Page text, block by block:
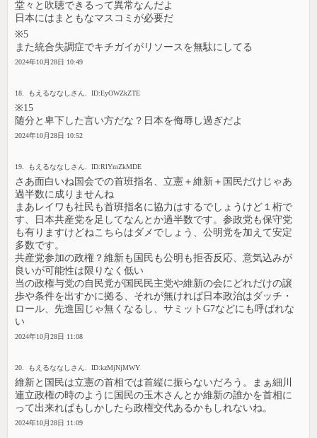
堂々と吹聴できるって異常なんだよ
日本にはまともなマスコミが必要だ
※5
また統合失調症でキチガイがリソースを無駄にしてる
2024年10月28日 10:49
18. もえるななしさん. ID:EyOWZkZTE
※15
随分と卑下した言い方だな？日本を侮辱し過ぎだよ
2024年10月28日 10:52
19. もえるななしさん. ID:RlYmZkMDE
さあ面白いね国会での首班指名、立憲＋維新＋国民だけじゃあ
過半数に成りませんね
まあレイワも社民も首班指名に協力はするでしょうけど１桁で
す、日本共産党を足してなんとか過半数です。参政党も保守党
も有りますけどねこちらはダメでしょう、公明党を加えて安定
多数です。
共産党参加の政権？維新も国民も公明も拒否反応、意気込みが
良いが可能性は限りなく低い
当の政権与党の自民党が国民民主党や維新の会にどれだけの譲
歩や条件を出すかに拠る、それが無ければ日本政治はダッチ・
ロール、先進国じゃ無くなるし、サミットG7などにも呼ばれな
い
2024年10月28日 11:08
20. もえるななしさん. ID:kzMjNjMWY
維新と国民は立憲の首相では首縦に振らないだろう。まぁ細川
連立政権の時のように国民の玉木さんとか維新の誰かを首相に
って出来ればもしかしたら政権交代あるかもしれないね。
2024年10月28日 11:09